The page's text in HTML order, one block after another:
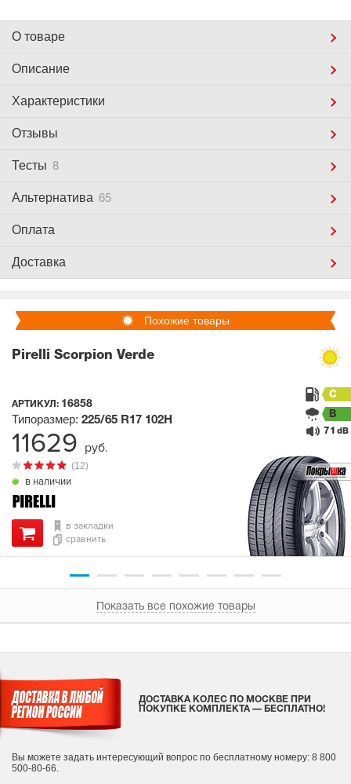
О товаре
Описание
Характеристики
Отзывы
Тесты 8
Альтернатива 65
Оплата
Доставка
Похожие товары
Pirelli Scorpion Verde
АРТИКУЛ: 16858
в наличии
(12)
Типоразмер: 225/65 R17 102H
C
B
71 dB
в закладки
сравнить
11629 руб.
Показать все похожие товары
ДОСТАВКА КОЛЕС ПО МОСКВЕ ПРИ
ПОКУПКЕ КОМПЛЕКТА — БЕСПЛАТНО!
Вы можете задать интересующий вопрос по бесплатному номеру: 8 800
500-80-66.